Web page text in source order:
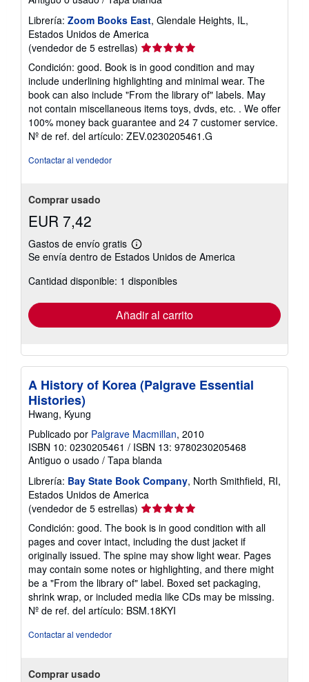
Librería: Zoom Books East, Glendale Heights, IL,
Estados Unidos de America
(vendedor de 5 estrellas) Calificación
del
vendedor:
5
de
5
estrellas
Condición: good. Book is in good condition and may
include underlining highlighting and minimal wear. The
book can also include "From the library of" labels. May
not contain miscellaneous items toys, dvds, etc. . We offer
100% money back guarantee and 24 7 customer service.
Nº de ref. del artículo: ZEV.0230205461.G
Contactar al vendedor
Comprar usado
EUR 7,42
Gastos de envío gratis
Más
información
las
tarifas
envío
Se envía dentro de Estados Unidos de America
Cantidad disponible: 1 disponibles
Añadir al carrito
A History of Korea (Palgrave Essential
Histories)
Hwang, Kyung
Publicado por Palgrave Macmillan, 2010
ISBN 10: 0230205461 / ISBN 13: 9780230205468
Antiguo o usado / Tapa blanda
Librería: Bay State Book Company, North Smithfield, RI,
Estados Unidos de America
(vendedor de 5 estrellas) Calificación
del
vendedor:
5
de
5
estrellas
Condición: good. The book is in good condition with all
pages and cover intact, including the dust jacket if
originally issued. The spine may show light wear. Pages
may contain some notes or highlighting, and there might
be a "From the library of" label. Boxed set packaging,
shrink wrap, or included media like CDs may be missing.
Nº de ref. del artículo: BSM.18KYI
Contactar al vendedor
Comprar usado